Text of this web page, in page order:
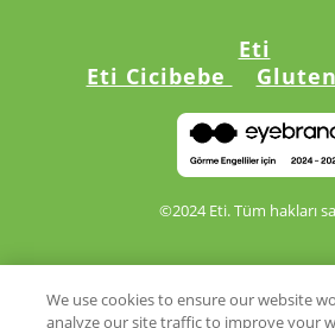
Eti
Eti Cicibebe
©2024 Eti. Tüm hakları
We use cookies to ensure our website
analyze our site traffic to improve your